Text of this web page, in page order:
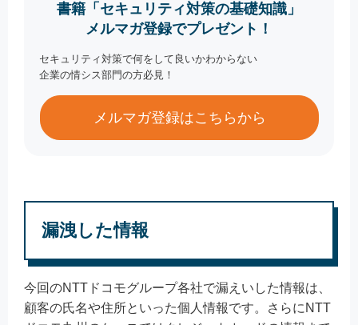
書籍「セキュリティ対策の基礎知識」
メルマガ登録でプレゼント！
セキュリティ対策で何をして良いかわからない
企業の情シス部門の方必見！
メルマガ登録はこちらから
漏洩した情報
今回のNTTドコモグループ各社で漏えいした情報は、
顧客の氏名や住所といった個人情報です。さらにNTT